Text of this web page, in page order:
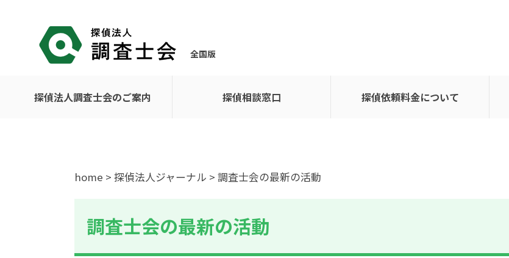
全国版
探偵法人調査士会のご案内 探偵相談窓口 探偵依頼料金について
home > 探偵法人ジャーナル > 調査士会の最新の活動
調査士会の最新の活動